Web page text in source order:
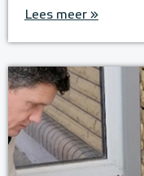
Lees meer »